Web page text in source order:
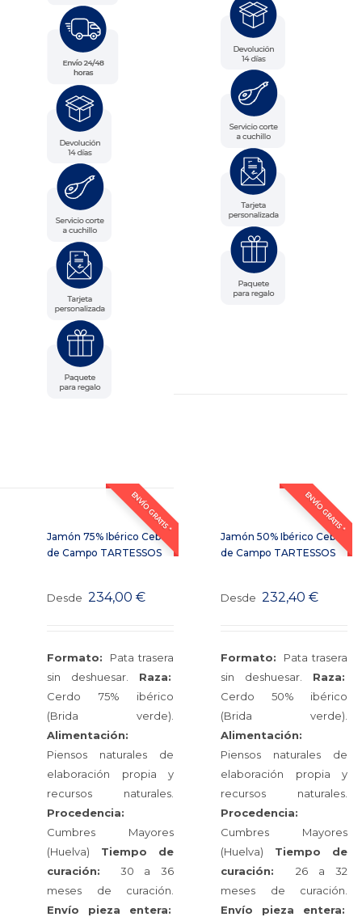
ENVÍO GRATIS *
Jamón 75% Ibérico Cebo
de Campo TARTESSOS
Desde 234,00€
Formato: Pata trasera
sin deshuesar. Raza:
Cerdo 75% ibérico
(Brida verde).
Alimentación:
Piensos naturales de
elaboración propia y
recursos naturales.
Procedencia:
Cumbres Mayores
(Huelva) Tiempo de
curación: 30 a 36
meses de curación.
Envío pieza entera:
ENVÍO GRATIS *
Jamón 50% Ibérico Cebo
de Campo TARTESSOS
Desde 232,40€
Formato: Pata trasera
sin deshuesar. Raza:
Cerdo 50% ibérico
(Brida verde).
Alimentación:
Piensos naturales de
elaboración propia y
recursos naturales.
Procedencia:
Cumbres Mayores
(Huelva) Tiempo de
curación: 26 a 32
meses de curación.
Envío pieza entera: